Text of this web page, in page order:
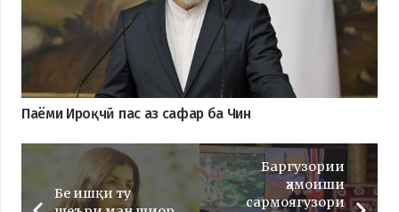
Паёми Ироқчӣ пас аз сафар ба Чин
Бе ишқи ту
Баргузории
ҳамоиши
сармоягузори